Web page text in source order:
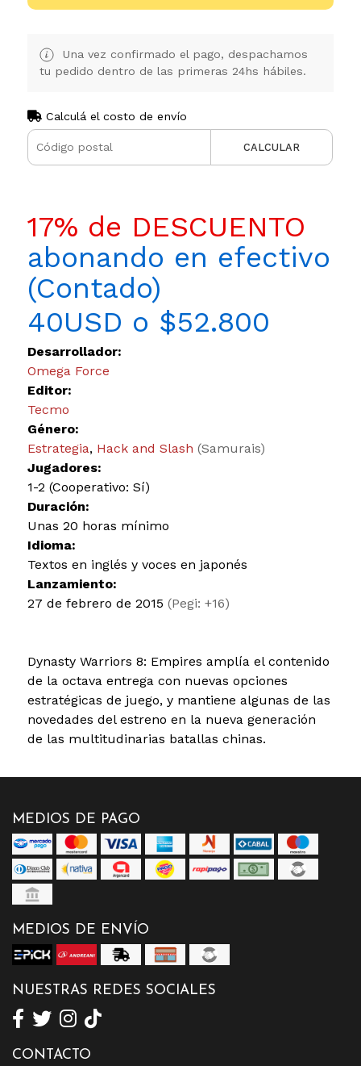
Una vez confirmado el pago, despachamos
tu pedido dentro de las primeras 24hs hábiles.
Calculá el costo de envío
CALCULAR
17% de DESCUENTO
abonando en efectivo
(Contado)
40USD o $52.800
Desarrollador:
Omega Force
Editor:
Tecmo
Género:
Estrategia, Hack and Slash (Samurais)
Jugadores:
1-2 (Cooperativo: Sí)
Duración:
Unas 20 horas mínimo
Idioma:
Textos en inglés y voces en japonés
Lanzamiento:
27 de febrero de 2015 (Pegi: +16)
Dynasty Warriors 8: Empires amplía el contenido
de la octava entrega con nuevas opciones
estratégicas de juego, y mantiene algunas de las
novedades del estreno en la nueva generación
de las multitudinarias batallas chinas.
MEDIOS DE PAGO
MEDIOS DE ENVÍO
NUESTRAS REDES SOCIALES
CONTACTO